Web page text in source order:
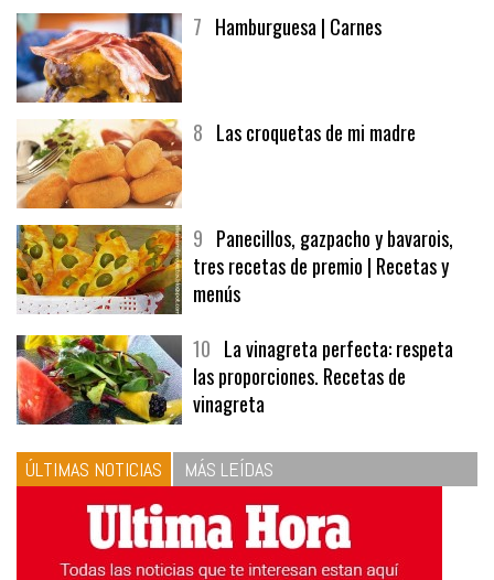
7 Hamburguesa | Carnes
8 Las croquetas de mi madre
9 Panecillos, gazpacho y bavarois,
tres recetas de premio | Recetas y
menús
10 La vinagreta perfecta: respeta
las proporciones. Recetas de
vinagreta
ÚLTIMAS NOTICIAS MÁS LEÍDAS